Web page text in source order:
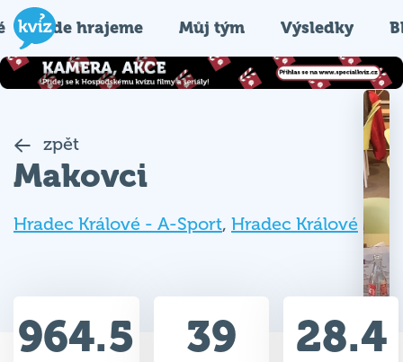
Kde hrajeme Můj tým Výsledky
zpět
Makovci
Hradec Králové - A-Sport, Hradec Králové
964.5 39 28.4